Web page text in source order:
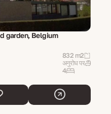
garden, Belgium
832 m2
अनुरोध पर
4